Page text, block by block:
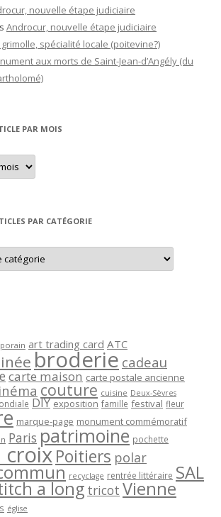
nouvelle étape judiciaire
Androcur, nouvelle étape judiciaire
grimolle, spécialité locale (poitevine?)
aux morts de Saint-Jean-d’Angély (du
PAR MOIS
PAR CATÉGORIE
art trading card ATC
broderie cadeau
carte maison carte postale ancienne
couture cuisine Deux-Sèvres
DIY exposition famille festival fleur
marque-page monument commémoratif
Paris patrimoine pochette
croixPoitiers polar
recyclage rentrée littéraire SAL
a long tricot Vienne
église